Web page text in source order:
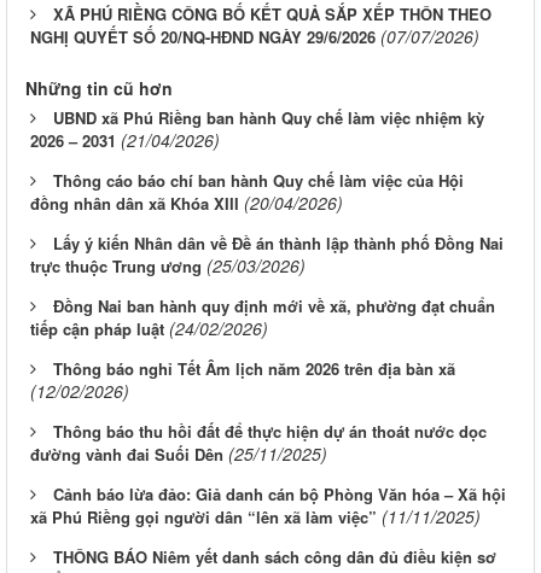
XÃ PHÚ RIỀNG CÔNG BỐ KẾT QUẢ SẮP XẾP THÔN THEO
NGHỊ QUYẾT SỐ 20/NQ-HĐND NGÀY 29/6/2026 (07/07/2026)
Những tin cũ hơn
UBND xã Phú Riềng ban hành Quy chế làm việc nhiệm kỳ
2026 – 2031 (21/04/2026)
Thông cáo báo chí ban hành Quy chế làm việc của Hội
đồng nhân dân xã Khóa XIII (20/04/2026)
Lấy ý kiến Nhân dân về Đề án thành lập thành phố Đồng Nai
trực thuộc Trung ương (25/03/2026)
Đồng Nai ban hành quy định mới về xã, phường đạt chuẩn
tiếp cận pháp luật (24/02/2026)
Thông báo nghỉ Tết Âm lịch năm 2026 trên địa bàn xã
(12/02/2026)
Thông báo thu hồi đất để thực hiện dự án thoát nước dọc
đường vành đai Suối Dên (25/11/2025)
Cảnh báo lừa đảo: Giả danh cán bộ Phòng Văn hóa – Xã hội
xã Phú Riềng gọi người dân “lên xã làm việc” (11/11/2025)
THÔNG BÁO Niêm yết danh sách công dân đủ điều kiện sơ